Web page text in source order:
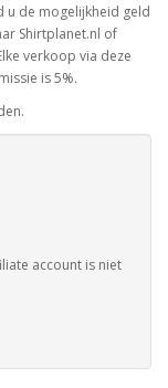
u de mogelijkheid geld
Shirtplanet.nl of
verkoop via deze
is 5%.
account is niet